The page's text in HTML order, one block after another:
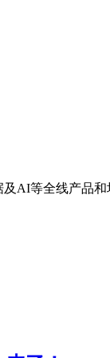
AI等全线产品和